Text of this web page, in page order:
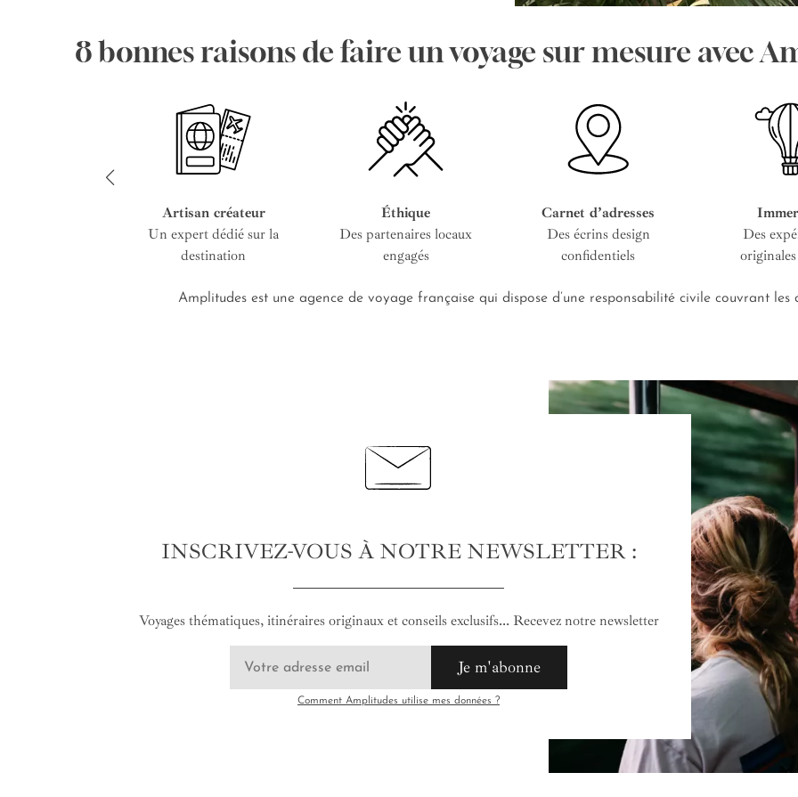
8 bonnes raisons de faire un voyage sur mesure avec
Artisan créateur
Un expert dédié sur la
destination
Éthique
Des partenaires locaux
engagés
Carnet d’adresses
Des écrins design
confidentiels
Des
Amplitudes est une agence de voyage française qui dispose d’une responsabilité civile couvrant les
INSCRIVEZ-VOUS À NOTRE NEWSLETTER :
Voyages thématiques, itinéraires originaux et conseils exclusifs... Recevez notre newsletter
Je m'abonne
Comment Amplitudes utilise mes données ?